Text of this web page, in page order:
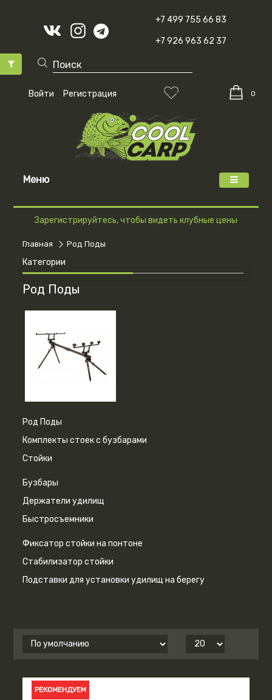
+7 499 755 66 83
+7 926 963 62 37
Войти Регистрация 0
Меню
Зарегистрируйтесь, чтобы видеть клубные цены
Главная Род Поды
Категории
Род Поды
Род Поды
Комплекты стоек с бузбарами
Стойки
Бузбары
Держатели удилищ
Быстросъемники
Фиксатор стойки на понтоне
Стабилизатор стойки
Подставки для установки удилищ на берегу
РЕКОМЕНДУЕМ